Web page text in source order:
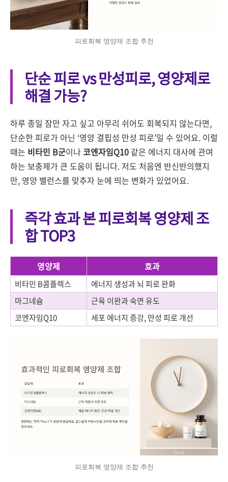
피로회복 영양제 조합 추천
단순 피로 vs 만성피로, 영양제로
해결 가능?
하루 종일 잠만 자고 싶고 아무리 쉬어도 회복되지 않는다면,
단순한 피로가 아닌 ‘영양 결핍성 만성 피로’일 수 있어요. 이럴
때는 비타민 B군이나코엔자임Q10 같은 에너지 대사에 관여
하는 보충제가 큰 도움이 됩니다. 저도 처음엔 반신반의했지
만, 영양 밸런스를 맞추자 눈에 띄는 변화가 있었어요.
즉각 효과 본 피로회복 영양제 조
합 TOP3
영양제 효과
비타민 B콤플렉스
에너지 생성과 뇌 피로 완화
마그네슘
근육 이완과 숙면 유도
코엔자임Q10
세포 에너지 증강, 만성 피로 개선
피로회복 영양제 조합 추천